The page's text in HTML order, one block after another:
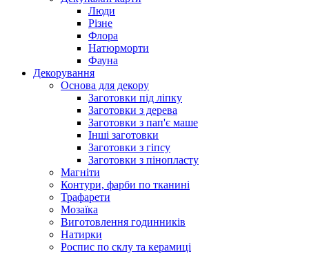
Люди
Різне
Флора
Натюрморти
Фауна
Декорування
Основа для декору
Заготовки під ліпку
Заготовки з дерева
Заготовки з пап'є маше
Інші заготовки
Заготовки з гіпсу
Заготовки з пінопласту
Магніти
Контури, фарби по тканині
Трафарети
Мозаїка
Виготовлення годинників
Натирки
Роспис по склу та керамиці